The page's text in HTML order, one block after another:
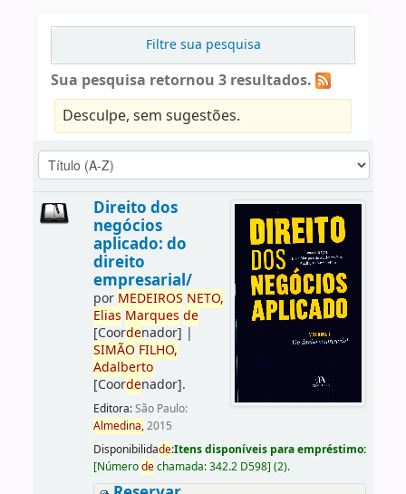
Filtre sua pesquisa
Sua pesquisa retornou 3 resultados.
Desculpe, sem sugestões.
Direito dos
negócios
aplicado: do
direito
empresarial/
por MEDEIROS NETO,
Elias Marques de
[Coordenador] |
SIMÃO FILHO,
Adalberto
[Coordenador].
Editora:São Paulo:
Almedina,2015
Disponibilidade:Itens disponíveis para empréstimo:
[Númerodechamada:342.2 D598] (2).